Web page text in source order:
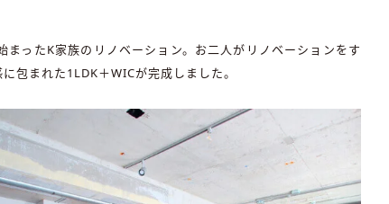
ったK家族のリノベーション。お二人がリノベーションをす
包まれた1LDK＋WICが完成しました。